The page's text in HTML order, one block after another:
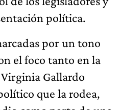
política.
por un tono
el foco tanto en la
Gallardo
que la rodea,